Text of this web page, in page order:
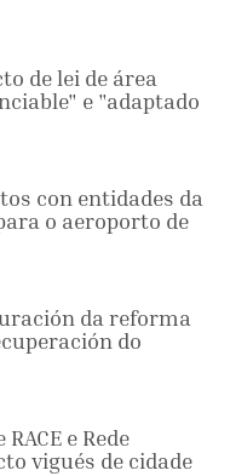
de lei de área
e "adaptado
con entidades da
o aeroporto de
da reforma
do
e Rede
vigués de cidade